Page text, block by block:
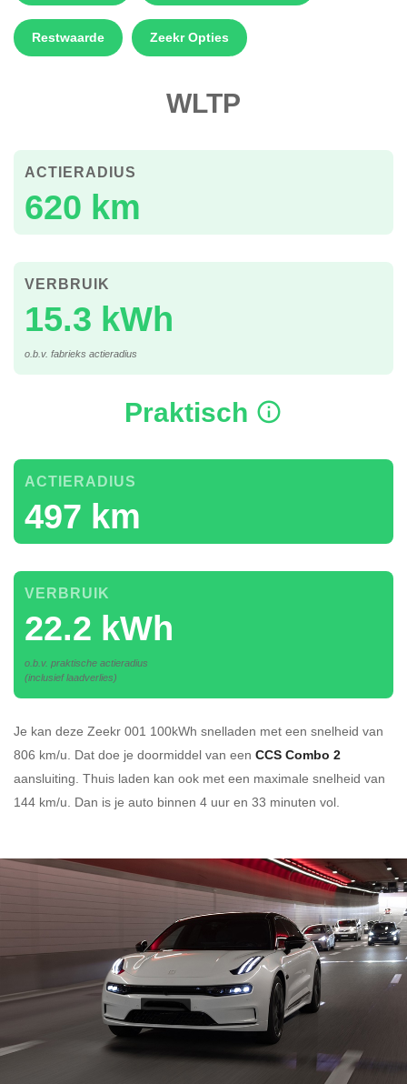
Restwaarde Zeekr Opties
WLTP
620 km
ACTIERADIUS
15.3 kWh
VERBRUIK
o.b.v. fabrieks actieradius
Praktisch
497 km
ACTIERADIUS
22.2 kWh
VERBRUIK
o.b.v. praktische actieradius
(inclusief laadverlies)
Je kan deze Zeekr 001 100kWh snelladen met een snelheid van
806 km/u. Dat doe je doormiddel van een CCS Combo 2
aansluiting. Thuis laden kan ook met een maximale snelheid van
144 km/u. Dan is je auto binnen 4 uur en 33 minuten vol.